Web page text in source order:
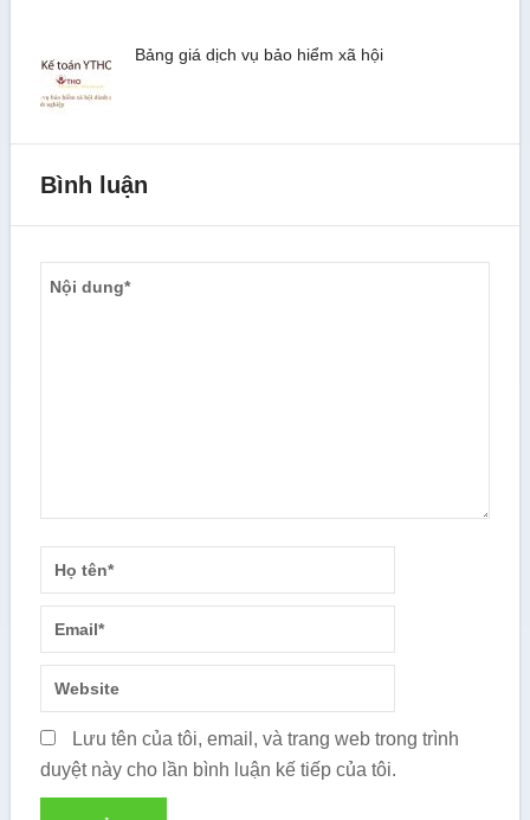
Bảng giá dịch vụ bảo hiểm xã hội
Bình luận
Lưu tên của tôi, email, và trang web trong trình
duyệt này cho lần bình luận kế tiếp của tôi.